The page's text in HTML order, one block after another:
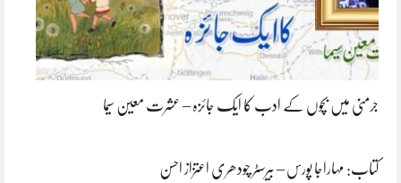
جرمنی میں بچوں کے ادب کا ایک جائزہ – عشرت معین سیما
کتاب: مہاراجا پورس – بیرسٹر چودھری اعتزاز احسن